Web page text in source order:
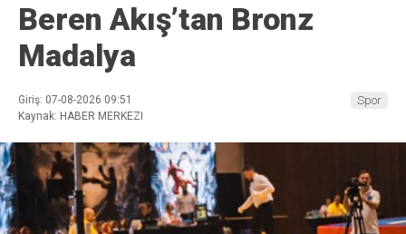
Beren Akış’tan Bronz
Madalya
Giriş: 07-08-2026 09:51
Kaynak: HABER MERKEZI
Spor